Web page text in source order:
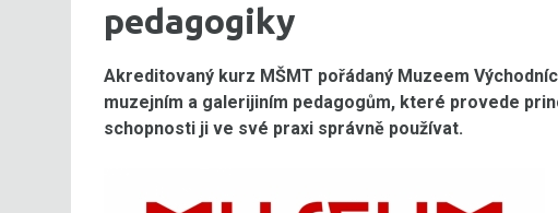
pedagogiky
Akreditovaný kurz MŠMT pořádaný Muzeem
muzejním a galerijiním pedagogům, které provede
schopnosti ji ve své praxi správně používat.